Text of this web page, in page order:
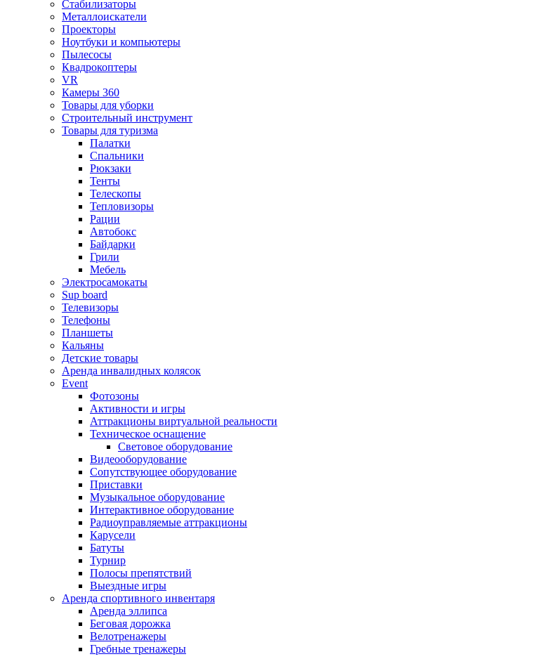
Стабилизаторы
Металлоискатели
Проекторы
Ноутбуки и компьютеры
Пылесосы
Квадрокоптеры
VR
Камеры 360
Товары для уборки
Строительный инструмент
Товары для туризма
Палатки
Спальники
Рюкзаки
Тенты
Телескопы
Тепловизоры
Рации
Автобокс
Байдарки
Грили
Мебель
Электросамокаты
Sup board
Телевизоры
Телефоны
Планшеты
Кальяны
Детские товары
Аренда инвалидных колясок
Event
Фотозоны
Активности и игры
Аттракционы виртуальной реальности
Техническое оснащение
Световое оборудование
Видеооборудование
Сопутствующее оборудование
Приставки
Музыкальное оборудование
Интерактивное оборудование
Радиоуправляемые аттракционы
Карусели
Батуты
Турнир
Полосы препятствий
Выездные игры
Аренда спортивного инвентаря
Аренда эллипса
Бeговая дoрожка
Велотренажеры
Гребные тренажеры